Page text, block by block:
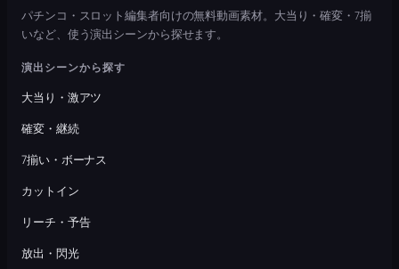
パチンコ・スロット編集者向けの無料動画素材。大当り・確変・7揃
いなど、使う演出シーンから探せます。
演出シーンから探す
大当り・激アツ
確変・継続
7揃い・ボーナス
カットイン
リーチ・予告
放出・閃光